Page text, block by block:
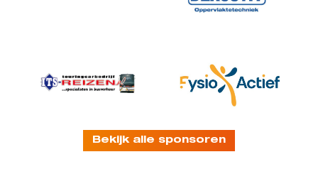
Bekijk alle sponsoren